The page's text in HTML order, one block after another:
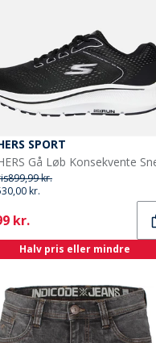
SPORT
899,99 kr.
kr.
kr.
Halv pris eller mindre